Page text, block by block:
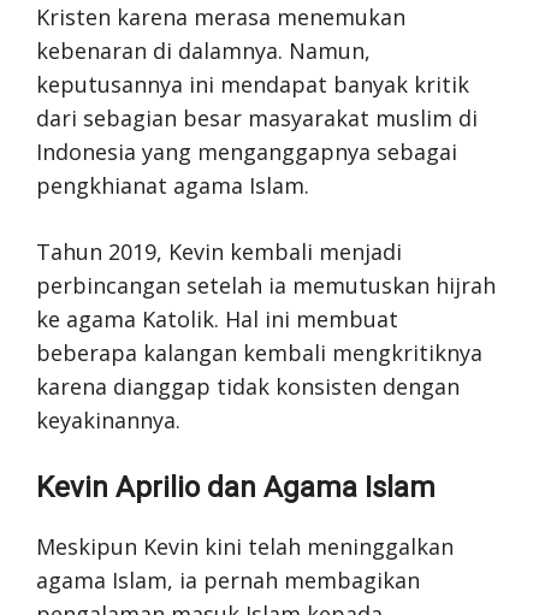
Kristen karena merasa menemukan
kebenaran di dalamnya. Namun,
keputusannya ini mendapat banyak kritik
dari sebagian besar masyarakat muslim di
Indonesia yang menganggapnya sebagai
pengkhianat agama Islam.
Tahun 2019, Kevin kembali menjadi
perbincangan setelah ia memutuskan hijrah
ke agama Katolik. Hal ini membuat
beberapa kalangan kembali mengkritiknya
karena dianggap tidak konsisten dengan
keyakinannya.
Kevin Aprilio dan Agama Islam
Meskipun Kevin kini telah meninggalkan
agama Islam, ia pernah membagikan